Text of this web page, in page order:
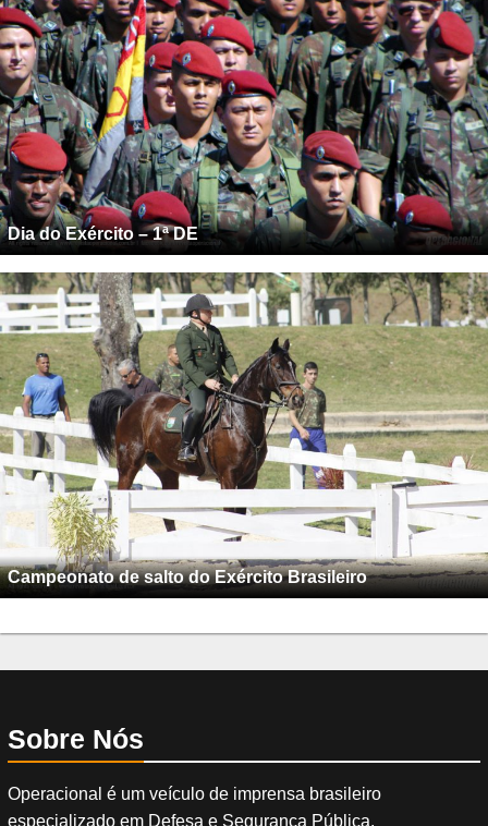
Dia do Exército – 1ª DE
Campeonato de salto do Exército Brasileiro
Sobre Nós
Operacional é um veículo de imprensa brasileiro
especializado em Defesa e Segurança Pública.